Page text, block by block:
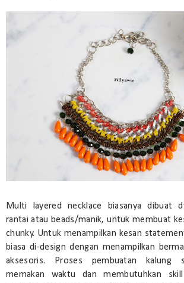
Multi layered necklace biasanya dibuat
rantai atau beads/manik, untuk membuat
chunky. Untuk menampilkan kesan
biasa di-design dengan menampilkan
aksesoris. Proses pembuatan kalung
memakan waktu dan membutuhkan